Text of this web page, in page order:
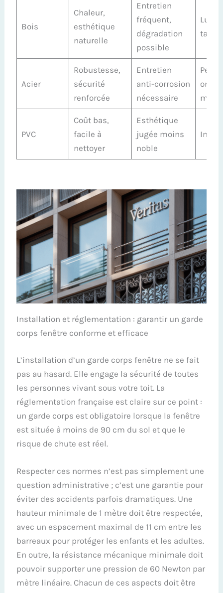
Bois
Chaleur,
esthétique
naturelle
Entretien
fréquent,
dégradation
possible
Acier
Robustesse,
sécurité
renforcée
Entretien
anti-corrosion
nécessaire
Peut
PVC
Coût bas,
facile à
nettoyer
Esthétique
jugée moins
noble
Installation et réglementation : garantir un garde
corps fenêtre conforme et efficace
L’installation d’un garde corps fenêtre ne se fait
pas au hasard. Elle engage la sécurité de toutes
les personnes vivant sous votre toit. La
réglementation française est claire sur ce point :
un garde corps est obligatoire lorsque la fenêtre
est située à moins de 90 cm du sol et que le
risque de chute est réel.
Respecter ces normes n’est pas simplement une
question administrative ; c’est une garantie pour
éviter des accidents parfois dramatiques. Une
hauteur minimale de 1 mètre doit être respectée,
avec un espacement maximal de 11 cm entre les
barreaux pour protéger les enfants et les adultes.
En outre, la résistance mécanique minimale doit
pouvoir supporter une pression de 60 Newton par
mètre linéaire. Chacun de ces aspects doit être